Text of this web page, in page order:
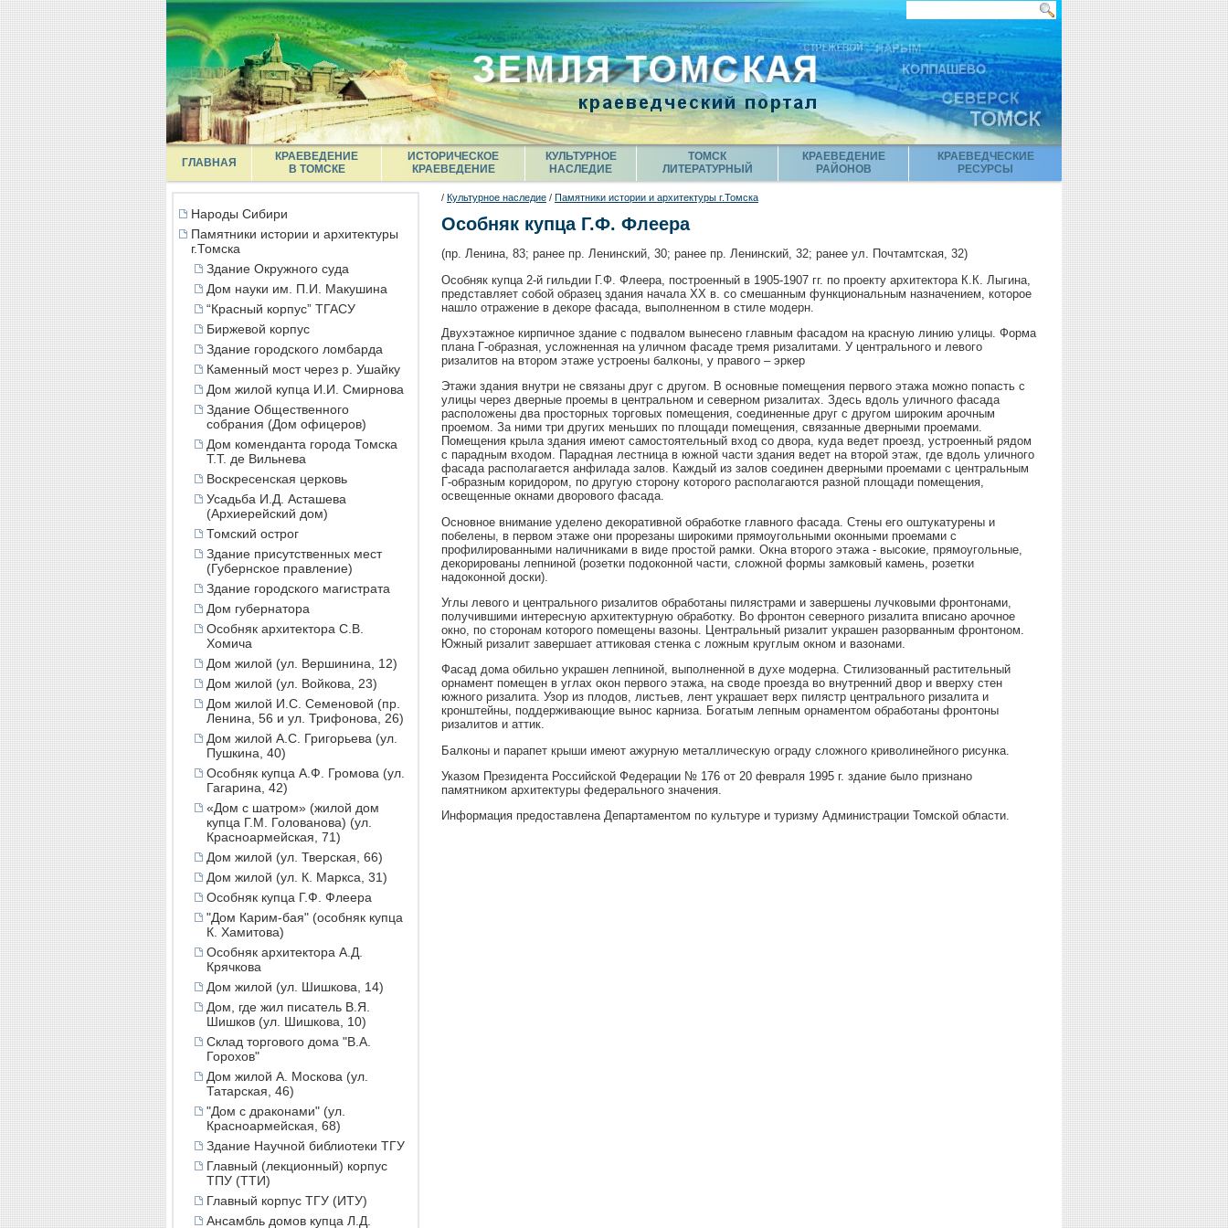
ГЛАВНАЯ
КРАЕВЕДЕНИЕ
В ТОМСКЕ
ИСТОРИЧЕСКОЕ
КРАЕВЕДЕНИЕ
КУЛЬТУРНОЕ
НАСЛЕДИЕ
ТОМСК
ЛИТЕРАТУРНЫЙ
КРАЕВЕДЕНИЕ
РАЙОНОВ
КРАЕВЕДЧЕСКИЕ
РЕСУРСЫ
Народы Сибири
Памятники истории и архитектуры
г.Томска
Здание Окружного суда
Дом науки им. П.И. Макушина
“Красный корпус” ТГАСУ
Биржевой корпус
Здание городского ломбарда
Каменный мост через р. Ушайку
Дом жилой купца И.И. Смирнова
Здание Общественного
собрания (Дом офицеров)
Дом коменданта города Томска
Т.Т. де Вильнева
Воскресенская церковь
Усадьба И.Д. Асташева
(Архиерейский дом)
Томский острог
Здание присутственных мест
(Губернское правление)
Здание городского магистрата
Дом губернатора
Особняк архитектора С.В.
Хомича
Дом жилой (ул. Вершинина, 12)
Дом жилой (ул. Войкова, 23)
Дом жилой И.С. Семеновой (пр.
Ленина, 56 и ул. Трифонова, 26)
Дом жилой А.С. Григорьева (ул.
Пушкина, 40)
Особняк купца А.Ф. Громова (ул.
Гагарина, 42)
«Дом с шатром» (жилой дом
купца Г.М. Голованова) (ул.
Красноармейская, 71)
Дом жилой (ул. Тверская, 66)
Дом жилой (ул. К. Маркса, 31)
Особняк купца Г.Ф. Флеера
"Дом Карим-бая" (особняк купца
К. Хамитова)
Особняк архитектора А.Д.
Крячкова
Дом жилой (ул. Шишкова, 14)
Дом, где жил писатель В.Я.
Шишков (ул. Шишкова, 10)
Склад торгового дома "В.А.
Горохов"
Дом жилой А. Москова (ул.
Татарская, 46)
"Дом с драконами" (ул.
Красноармейская, 68)
Здание Научной библиотеки ТГУ
Главный (лекционный) корпус
ТПУ (ТТИ)
Главный корпус ТГУ (ИТУ)
Ансамбль домов купца Л.Д.
/ Культурное наследие / Памятники истории и архитектуры г.Томска
Особняк купца Г.Ф. Флеера
(пр. Ленина, 83; ранее пр. Ленинский, 30; ранее пр. Ленинский, 32; ранее ул. Почтамтская, 32)
Особняк купца 2-й гильдии Г.Ф. Флеера, построенный в 1905-1907 гг. по проекту архитектора К.К. Лыгина,
представляет собой образец здания начала XX в. со смешанным функциональным назначением, которое
нашло отражение в декоре фасада, выполненном в стиле модерн.
Двухэтажное кирпичное здание с подвалом вынесено главным фасадом на красную линию улицы. Форма
плана Г-образная, усложненная на уличном фасаде тремя ризалитами. У центрального и левого
ризалитов на втором этаже устроены балконы, у правого – эркер
Этажи здания внутри не связаны друг с другом. В основные помещения первого этажа можно попасть с
улицы через дверные проемы в центральном и северном ризалитах. Здесь вдоль уличного фасада
расположены два просторных торговых помещения, соединенные друг с другом широким арочным
проемом. За ними три других меньших по площади помещения, связанные дверными проемами.
Помещения крыла здания имеют самостоятельный вход со двора, куда ведет проезд, устроенный рядом
с парадным входом. Парадная лестница в южной части здания ведет на второй этаж, где вдоль уличного
фасада располагается анфилада залов. Каждый из залов соединен дверными проемами с центральным
Г-образным коридором, по другую сторону которого располагаются разной площади помещения,
освещенные окнами дворового фасада.
Основное внимание уделено декоративной обработке главного фасада. Стены его оштукатурены и
побелены, в первом этаже они прорезаны широкими прямоугольными оконными проемами с
профилированными наличниками в виде простой рамки. Окна второго этажа - высокие, прямоугольные,
декорированы лепниной (розетки подоконной части, сложной формы замковый камень, розетки
надоконной доски).
Углы левого и центрального ризалитов обработаны пилястрами и завершены лучковыми фронтонами,
получившими интересную архитектурную обработку. Во фронтон северного ризалита вписано арочное
окно, по сторонам которого помещены вазоны. Центральный ризалит украшен разорванным фронтоном.
Южный ризалит завершает аттиковая стенка с ложным круглым окном и вазонами.
Фасад дома обильно украшен лепниной, выполненной в духе модерна. Стилизованный растительный
орнамент помещен в углах окон первого этажа, на своде проезда во внутренний двор и вверху стен
южного ризалита. Узор из плодов, листьев, лент украшает верх пилястр центрального ризалита и
кронштейны, поддерживающие вынос карниза. Богатым лепным орнаментом обработаны фронтоны
ризалитов и аттик.
Балконы и парапет крыши имеют ажурную металлическую ограду сложного криволинейного рисунка.
Указом Президента Российской Федерации № 176 от 20 февраля 1995 г. здание было признано
памятником архитектуры федерального значения.
Информация предоставлена Департаментом по культуре и туризму Администрации Томской области.